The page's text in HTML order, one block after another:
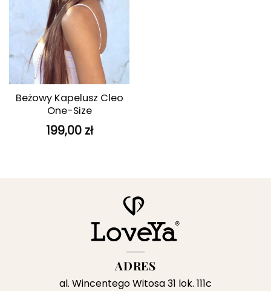
Beżowy Kapelusz Cleo
One-Size
199,00 zł
ADRES
al. Wincentego Witosa 31 lok. 111c